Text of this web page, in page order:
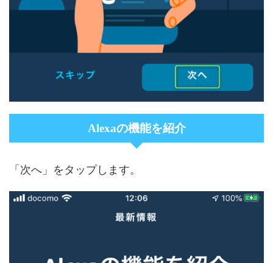
Alexaの機能を紹介
「次へ」をタップします。